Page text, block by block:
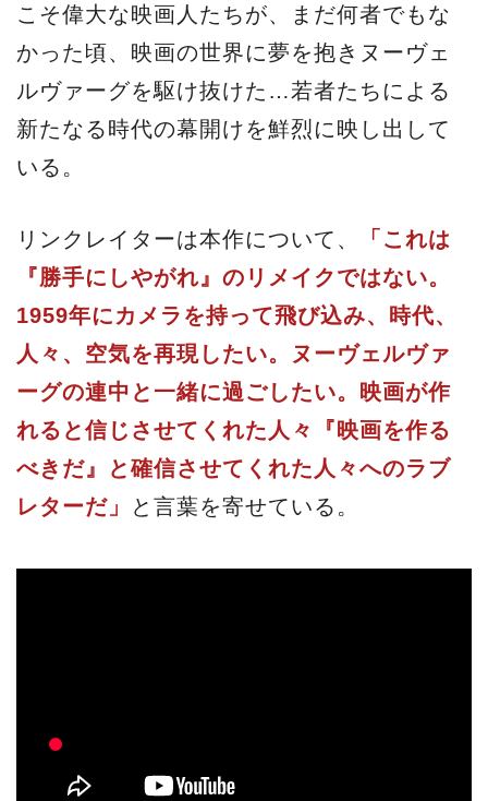
こそ偉大な映画人たちが、まだ何者でもな
かった頃、映画の世界に夢を抱きヌーヴェ
ルヴァーグを駆け抜けた…若者たちによる
新たなる時代の幕開けを鮮烈に映し出して
いる。
リンクレイターは本作について、
「これは
『勝手にしやがれ』のリメイクではない。
1959年にカメラを持って飛び込み、時代、
人々、空気を再現したい。ヌーヴェルヴァ
ーグの連中と一緒に過ごしたい。映画が作
れると信じさせてくれた人々『映画を作る
べきだ』と確信させてくれた人々へのラブ
レターだ」
と言葉を寄せている。